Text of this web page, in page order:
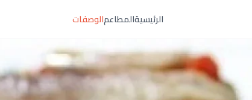
الرئيسيةالمطاعمالوصفات